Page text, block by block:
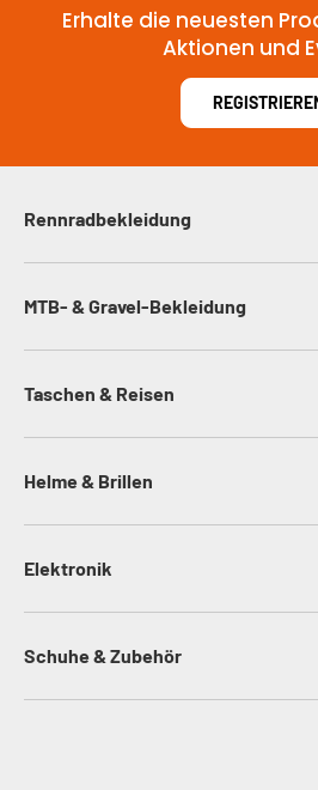
Erhalte die neuesten
Aktionen und
Rennradbekleidung
MTB- & Gravel-Bekleidung
Taschen & Reisen
Helme & Brillen
Elektronik
Schuhe & Zubehör